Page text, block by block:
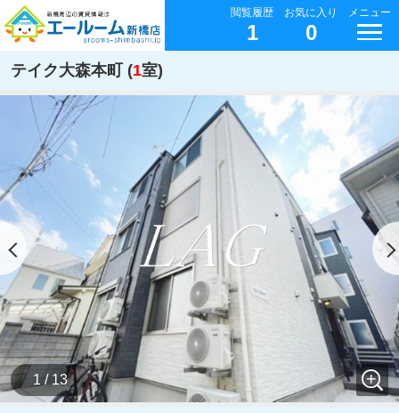
閲覧履歴
1
お気に入り
0
メニュー
テイク大森本町 (1室)
1 / 13